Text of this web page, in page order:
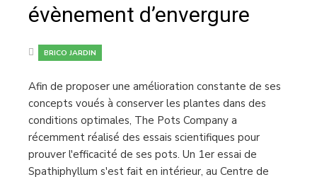
évènement d’envergure
BRICO JARDIN
Afin de proposer une amélioration constante de ses
concepts voués à conserver les plantes dans des
conditions optimales, The Pots Company a
récemment réalisé des essais scientifiques pour
prouver l'efficacité de ses pots. Un 1er essai de
Spathiphyllum s'est fait en intérieur, au Centre de